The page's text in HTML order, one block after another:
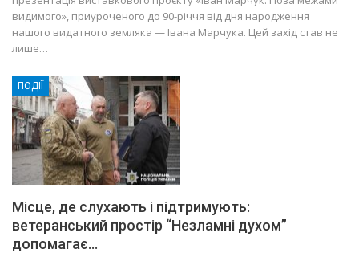
видимого», приуроченого до 90-річчя від дня народження
нашого видатного земляка — Івана Марчука. Цей захід став не
лише…
ПОДІЇ
Місце, де слухають і підтримують:
ветеранський простір “Незламні духом”
допомагає…